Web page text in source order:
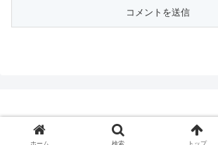
© 2018 ちゃんとやらない！.
ホーム 検索 トップ